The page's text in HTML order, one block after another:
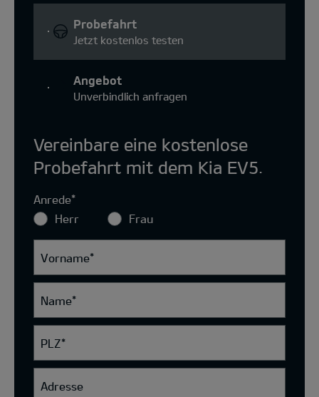
Probefahrt
Jetzt kostenlos testen
Angebot
Unverbindlich anfragen
Vereinbare eine kostenlose
Probefahrt mit dem Kia EV5.
Anrede*
Herr
Frau
Vorname*
Name*
PLZ*
Adresse